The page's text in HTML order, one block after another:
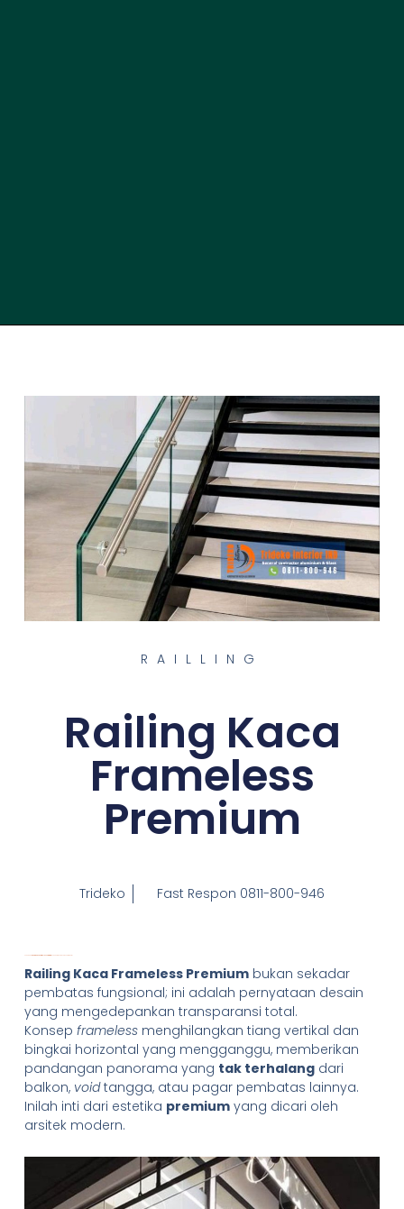
RAILLING
Railing Kaca
Frameless
Premium
Trideko Fast Respon 0811-800-946
Railing Kaca Frameless Premiumbukan sekadar
pembatas fungsional; ini adalah pernyataan desain
yang mengedepankan transparansi total.
Konsep framelessmenghilangkan tiang vertikal dan
bingkai horizontal yang mengganggu, memberikan
pandangan panorama yang tak terhalangdari
balkon, voidtangga, atau pagar pembatas lainnya.
Inilah inti dari estetika premiumyang dicari oleh
arsitek modern.